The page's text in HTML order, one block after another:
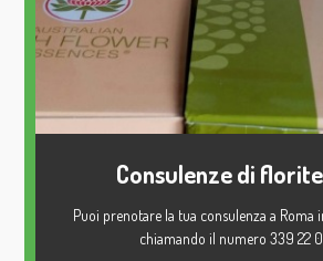
Consulenze di
Puoi prenotare la tua consulenza a Roma
chiamando il numero 339 22